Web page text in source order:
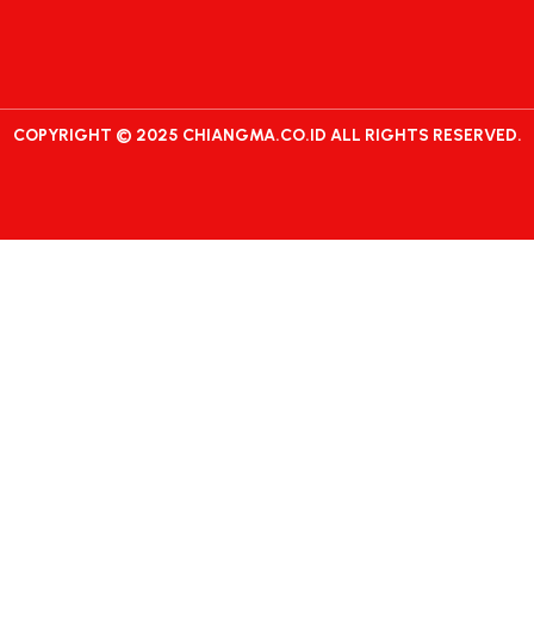
COPYRIGHT © 2025 CHIANGMA.CO.ID ALL RIGHTS RESERVED.